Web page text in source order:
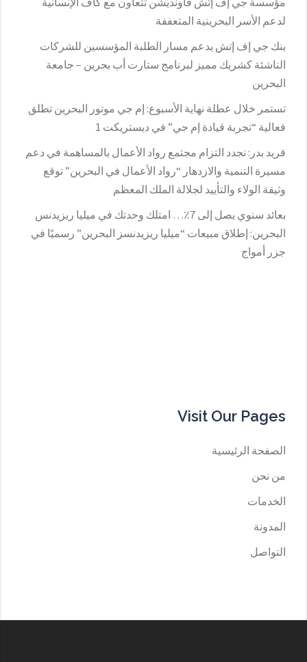
لدعم الأسر البحرينية المتعففة
بنك جي إف إتش يدعم مسار الطلبة المؤسسين للشركات
الناشئة كشريك مميز لبرنامج ستارت أب بحرين – جامعة
البحرين
تستمر خلال عطلة نهاية الأسبوع: إم جي موتور البحرين تطلق
فعالية “تجربة قيادة إم جي” في ديستريكت 1
فريد بدر: نجدد التزام مجتمع رواد الأعمال بالمساهمة في دعم
مسيرة التنمية والازدهار “رواد الأعمال في البحرين” توقع
وثيقة الولاء والتأييد لجلالة الملك المعظم
بعائد سنوي يصل إلى 7٪؜… امتلك وحدتك في ميليا ريزيدنس
البحرين: إطلاق مبيعات “ميليا ريزيدنسز البحرين” رسميًا في
جزر أمواج
Visit Our Pages
الصفحة الرئيسية
من نحن
الخدمات
المدونة
التواصل